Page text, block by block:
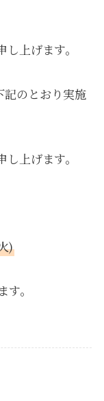
上げます。
記のとおり実施
上げます。
)
。